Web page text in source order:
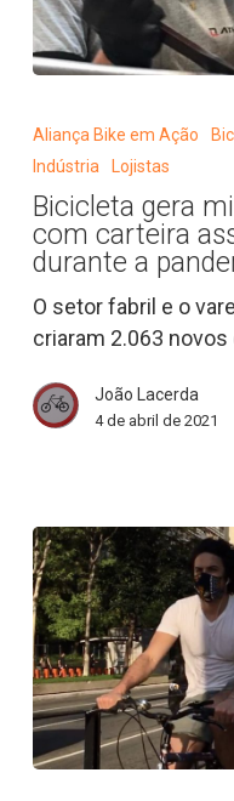
milhares
empregos
com
carteira
assinada,
mesmo
a
pandemia
News
Aliança Bike em Ação
Indústria
Lojistas
Bicicleta gera
com carteira
durante a
O setor fabril e o
criaram 2.063
João Lacerda
4 de abril de 2021